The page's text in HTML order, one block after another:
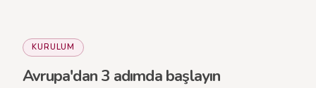
KURULUM
Avrupa'dan 3 adımda başlayın